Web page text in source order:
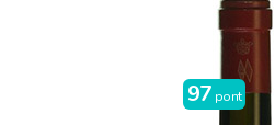
97 pont